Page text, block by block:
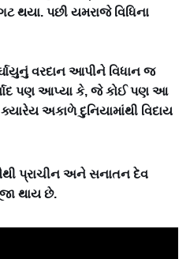
થયા. પછી યમરાજે વિધિના
વરદાન આપીને વિધાન જ
પણ આપ્યા કે, જે કોઈ પણ આ
અકાળે દુનિયામાંથી વિદાય
પ્રાચીન અને સનાતન દેવ
થાય છે.